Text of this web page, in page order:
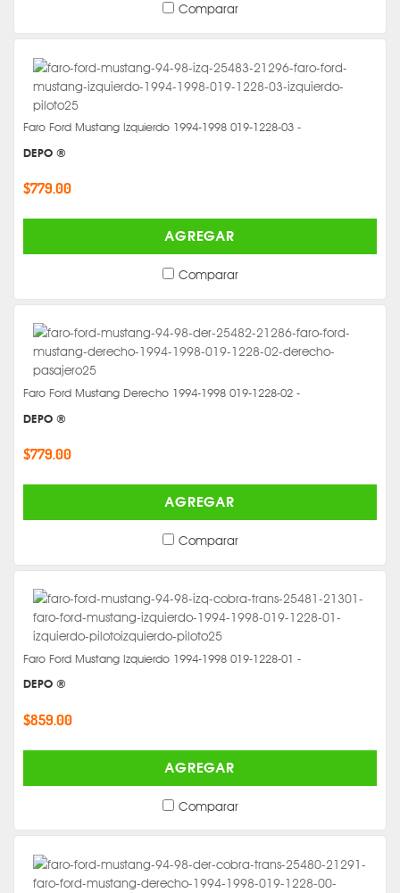
Comparar
Faro Ford Mustang Izquierdo 1994-1998 019-1228-03 -
DEPO ®
$779.00
AGREGAR
Comparar
Faro Ford Mustang Derecho 1994-1998 019-1228-02 -
DEPO ®
$779.00
AGREGAR
Comparar
Faro Ford Mustang Izquierdo 1994-1998 019-1228-01 -
DEPO ®
$859.00
AGREGAR
Comparar